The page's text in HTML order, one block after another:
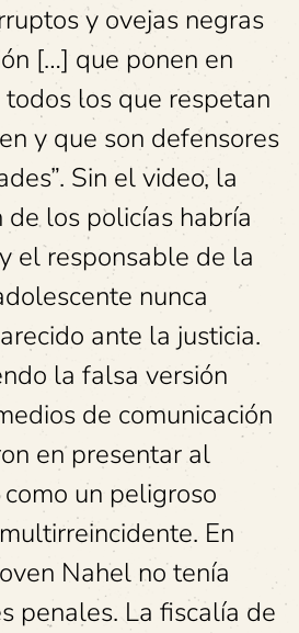
y ovejas negras
[…] que ponen en
los que respetan
y que son defensores
Sin el video, la
los policías habría
el responsable de la
nunca
ante la justicia.
la falsa versión
de comunicación
en presentar al
un peligroso
En
Nahel no tenía
penales. La fiscalía de